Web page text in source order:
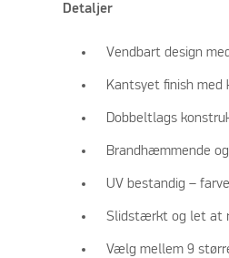
Detaljer
Vendbart design
Kantsyet finish
Dobbeltlags
Brandhæmmende
UV bestandig –
Slidstærkt og let at
Vælg mellem 9